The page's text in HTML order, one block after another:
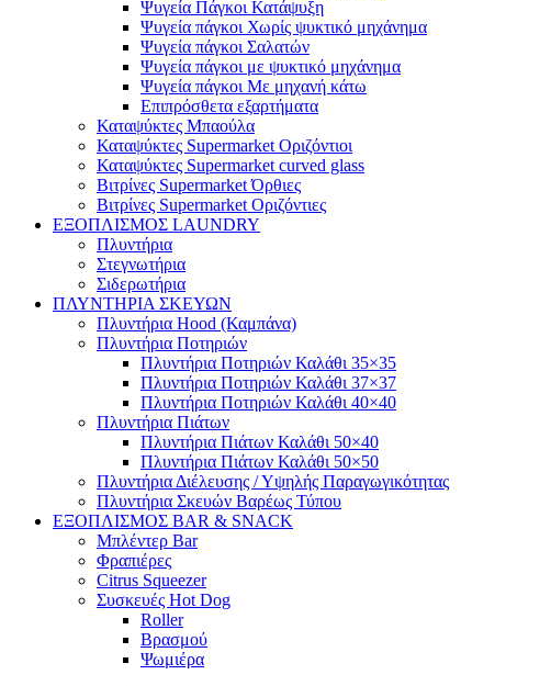
Ψυγεία Πάγκοι Κατάψυξη
Ψυγεία πάγκοι Χωρίς ψυκτικό μηχάνημα
Ψυγεία πάγκοι Σαλατών
Ψυγεία πάγκοι με ψυκτικό μηχάνημα
Ψυγεία πάγκοι Με μηχανή κάτω
Επιπρόσθετα εξαρτήματα
Καταψύκτες Μπαούλα
Καταψύκτες Supermarket Οριζόντιοι
Καταψύκτες Supermarket curved glass
Βιτρίνες Supermarket Όρθιες
Βιτρίνες Supermarket Οριζόντιες
ΕΞΟΠΛΙΣΜΟΣ LAUNDRY
Πλυντήρια
Στεγνωτήρια
Σιδερωτήρια
ΠΛΥΝΤΗΡΙΑ ΣΚΕΥΩΝ
Πλυντήρια Hood (Καμπάνα)
Πλυντήρια Ποτηριών
Πλυντήρια Ποτηριών Καλάθι 35×35
Πλυντήρια Ποτηριών Καλάθι 37×37
Πλυντήρια Ποτηριών Καλάθι 40×40
Πλυντήρια Πιάτων
Πλυντήρια Πιάτων Καλάθι 50×40
Πλυντήρια Πιάτων Καλάθι 50×50
Πλυντήρια Διέλευσης / Υψηλής Παραγωγικότητας
Πλυντήρια Σκευών Βαρέως Τύπου
ΕΞΟΠΛΙΣΜΟΣ BAR & SNACK
Μπλέντερ Bar
Φραπιέρες
Citrus Squeezer
Συσκευές Hot Dog
Roller
Βρασμού
Ψωμιέρα